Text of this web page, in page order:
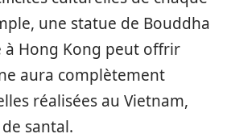
une statue de Bouddha
à Hong Kong peut offrir
aura complètement
réalisées au Vietnam,
santal.